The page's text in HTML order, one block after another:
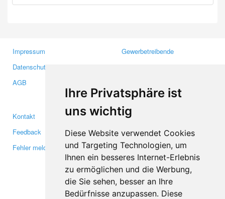
Ihre Privatsphäre ist
uns wichtig
Diese Website verwendet Cookies
und Targeting Technologien, um
Ihnen ein besseres Internet-Erlebnis
zu ermöglichen und die Werbung,
die Sie sehen, besser an Ihre
Bedürfnisse anzupassen. Diese
Impressum
Datenschutzerklärung
AGB
Gewerbetreibende
Medien
Kontakt
Feedback
Fehler melden
Facebook
Twitter
YouTube
Google+
Makis© Copyright 2026